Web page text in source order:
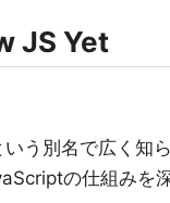
JS Yet
う別名で広く知
の仕組みを